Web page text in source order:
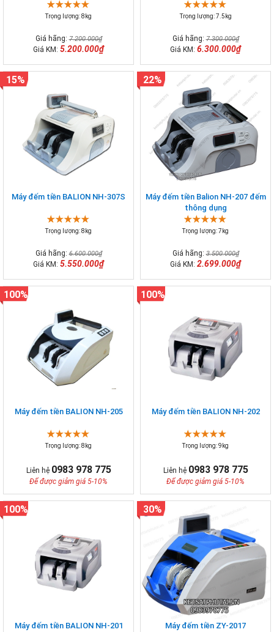
Trọng lượng: 8kg
Giá hãng:7.200.000₫
Giá KM: 5.200.000₫
Trọng lượng: 7.5kg
Giá hãng:7.300.000₫
Giá KM: 6.300.000₫
Máy đếm tiền BALION NH-307S
Trọng lượng: 8kg
Giá hãng:6.600.000₫
Giá KM: 5.550.000₫
15%
Máy đếm tiền Balion NH-207 đếm
thông dụng
Trọng lượng: 7kg
Giá hãng:3.500.000₫
Giá KM: 2.699.000₫
22%
Máy đếm tiền BALION NH-205
Trọng lượng: 8kg
Liên hệ 0983 978 775
Để được giảm giá 5-10%
100%
Máy đếm tiền BALION NH-202
Trọng lượng: 9kg
Liên hệ 0983 978 775
Để được giảm giá 5-10%
100%
Máy đếm tiền BALION NH-201
100%
Máy đếm tiền ZY-2017
30%